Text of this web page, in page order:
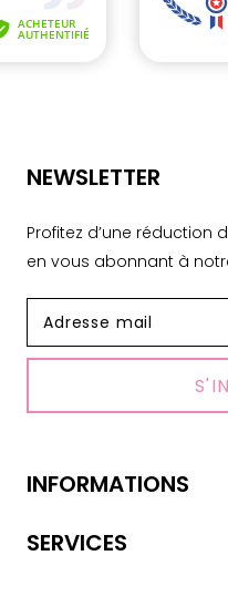
INFORMATIONS
SERVICES
NEWSLETTER
Profitez d’une réduction
en vous abonnant à